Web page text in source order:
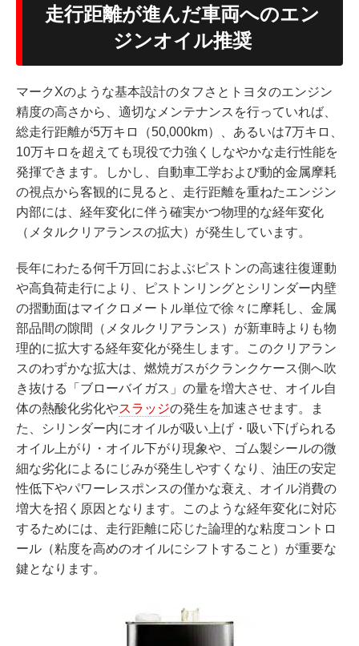
走行距離が進んだ車両へのエン
ジンオイル推奨
マークXのような基本設計のタフさとトヨタのエンジン
精度の高さから、適切なメンテナンスを行っていれば、
総走行距離が5万キロ（50,000km）、あるいは7万キロ、
10万キロを超えても現役で力強くしなやかな走行性能を
発揮できます。しかし、自動車工学および動的金属摩耗
の視点から客観的に見ると、走行距離を重ねたエンジン
内部には、経年変化に伴う確実かつ物理的な経年変化
（メタルクリアランスの拡大）が発生しています。
長年にわたる何千万回におよぶピストンの高速往復運動
や高負荷走行により、ピストンリングとシリンダー内壁
の摺動面はマイクロメートル単位で徐々に摩耗し、金属
部品間の隙間（メタルクリアランス）が新車時よりも物
理的に拡大する経年変化が発生します。このクリアラン
スのわずかな拡大は、燃焼ガスがクランクケース側へ吹
き抜ける「ブローバイガス」の量を増大させ、オイル自
体の熱酸化劣化やスラッジの発生を加速させます。ま
た、シリンダー内にオイルが吸い上げ・吸い下げられる
オイル上がり・オイル下がり現象や、ゴム製シールの微
細な劣化によるにじみが発生しやすくなり、油圧の安定
性低下やパワーレスポンスの僅かな衰え、オイル消費の
増大を招く原因となります。このような経年変化に対応
するためには、走行距離に応じた論理的な粘度コントロ
ール（粘度を高めのオイルにシフトすること）が重要な
鍵となります。